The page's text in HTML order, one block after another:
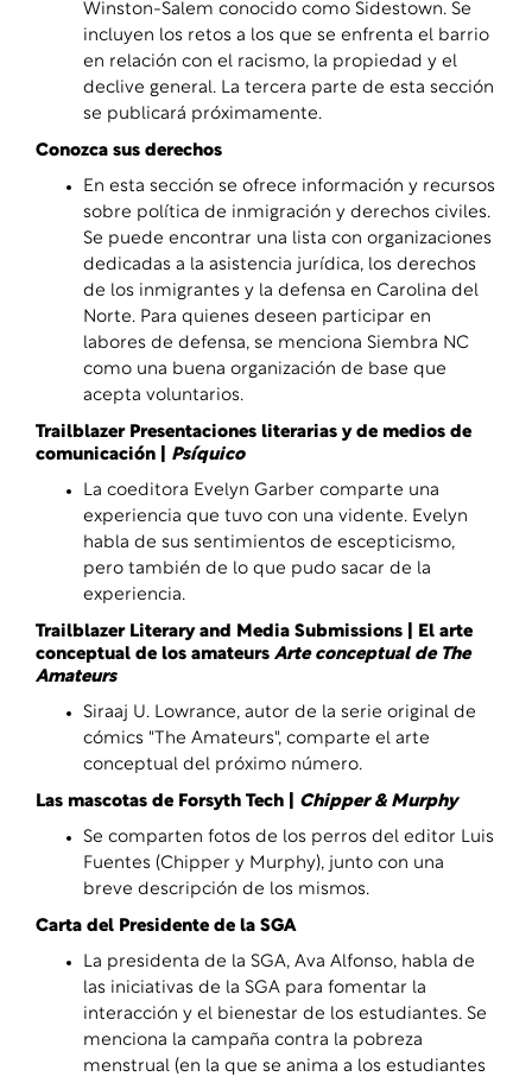
Winston-Salem conocido como Sidestown. Se
incluyen los retos a los que se enfrenta el barrio
en relación con el racismo, la propiedad y el
declive general. La tercera parte de esta sección
se publicará próximamente.
Conozca sus derechos
En esta sección se ofrece información y recursos
sobre política de inmigración y derechos civiles.
Se puede encontrar una lista con organizaciones
dedicadas a la asistencia jurídica, los derechos
de los inmigrantes y la defensa en Carolina del
Norte. Para quienes deseen participar en
labores de defensa, se menciona Siembra NC
como una buena organización de base que
acepta voluntarios.
Trailblazer Presentaciones literarias y de medios de
comunicación | Psíquico
La coeditora Evelyn Garber comparte una
experiencia que tuvo con una vidente. Evelyn
habla de sus sentimientos de escepticismo,
pero también de lo que pudo sacar de la
experiencia.
Trailblazer Literary and Media Submissions | El arte
conceptual de los amateurs Arte conceptual de The
Amateurs
Siraaj U. Lowrance, autor de la serie original de
cómics "The Amateurs", comparte el arte
conceptual del próximo número.
Las mascotas de Forsyth Tech | Chipper & Murphy
Se comparten fotos de los perros del editor Luis
Fuentes (Chipper y Murphy), junto con una
breve descripción de los mismos.
Carta del Presidente de la SGA
La presidenta de la SGA, Ava Alfonso, habla de
las iniciativas de la SGA para fomentar la
interacción y el bienestar de los estudiantes. Se
menciona la campaña contra la pobreza
menstrual (en la que se anima a los estudiantes